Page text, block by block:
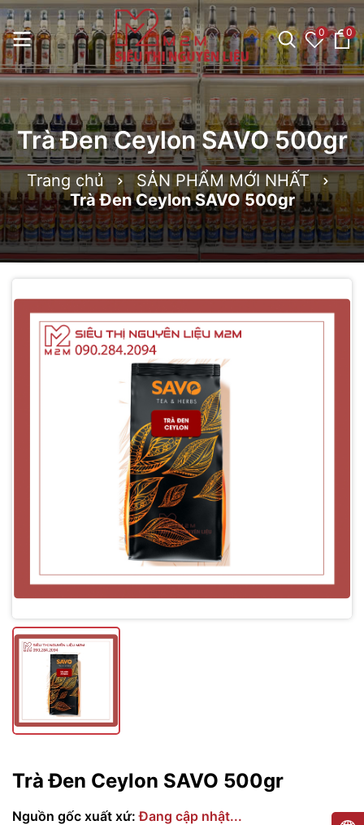
0 0
Trà Đen Ceylon SAVO 500gr
Trang chủ
SẢN PHẨM MỚI NHẤT
Trà Đen Ceylon SAVO 500gr
Trà Đen Ceylon SAVO 500gr
Nguồn gốc xuất xứ: Đang cập nhật...